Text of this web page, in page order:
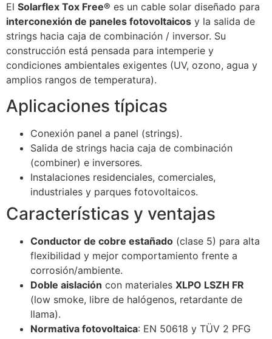
El Solarflex Tox Free® es un cable solar diseñado para
interconexión de paneles fotovoltaicos y la salida de
strings hacia caja de combinación / inversor. Su
construcción está pensada para intemperie y
condiciones ambientales exigentes (UV, ozono, agua y
amplios rangos de temperatura).
Aplicaciones típicas
Conexión panel a panel (strings).
Salida de strings hacia caja de combinación
(combiner) e inversores.
Instalaciones residenciales, comerciales,
industriales y parques fotovoltaicos.
Características y ventajas
Conductor de cobre estañado (clase 5) para alta
flexibilidad y mejor comportamiento frente a
corrosión/ambiente.
Doble aislación con materiales XLPO LSZH FR
(low smoke, libre de halógenos, retardante de
llama).
Normativa fotovoltaica: EN 50618 y TÜV 2 PFG